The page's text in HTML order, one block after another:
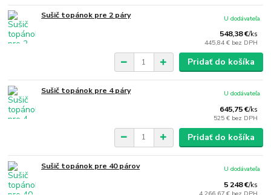
Sušič topánok pre 2 páry
548,38 €/ks
445,84 € bez DPH
U dodávateľa
Pridať do košíka
Sušič topánok pre 4 páry
645,75 €/ks
525 € bez DPH
U dodávateľa
Pridať do košíka
Sušič topánok pre 40 párov
5 248 €/ks
U dodávateľa